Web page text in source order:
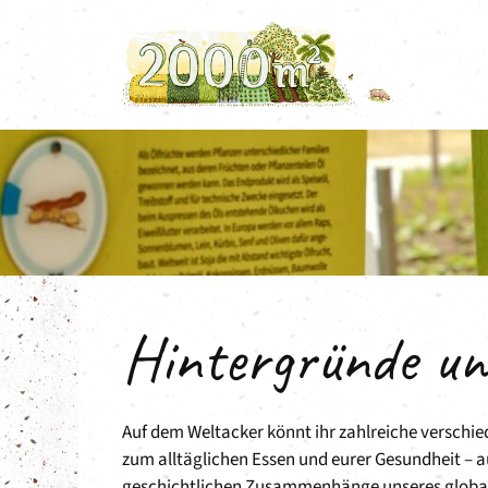
Hintergründe
Auf dem Weltacker könnt ihr zahlreiche
zum alltäglichen Essen und eurer Gesundheit